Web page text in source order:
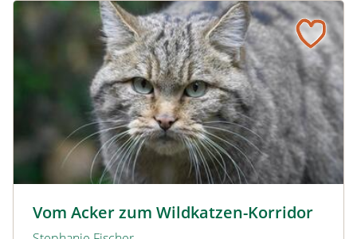
Vom Acker zum Wildkatzen-Korridor
Vom Acker zum Wildkatzen-Korridor